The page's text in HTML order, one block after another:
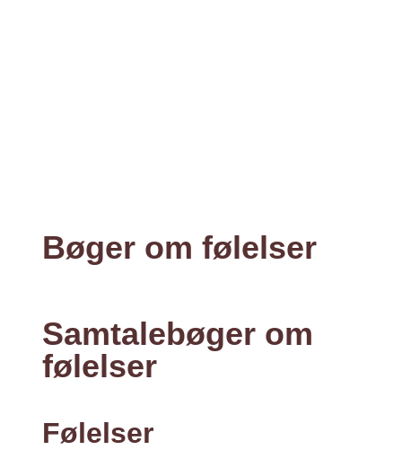
Bøger om følelser
Samtalebøger om
følelser
Følelser